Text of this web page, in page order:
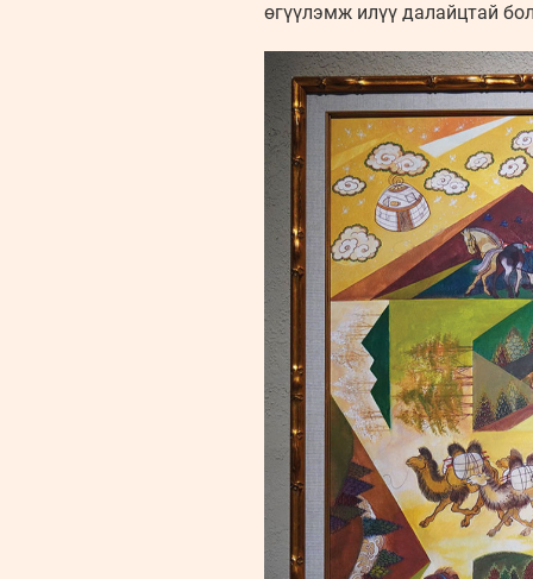
өгүүлэмж илүү далайцтай